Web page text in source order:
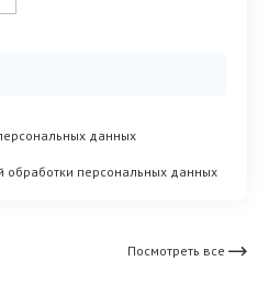
данных
обработки персональных данных
Посмотреть все